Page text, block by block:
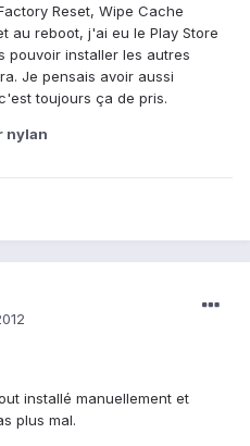
Reset, Wipe Cache
au reboot, j'ai eu le Play Store
pouvoir installer les autres
Je pensais avoir aussi
toujours ça de pris.
nylan
installé manuellement et
plus mal.